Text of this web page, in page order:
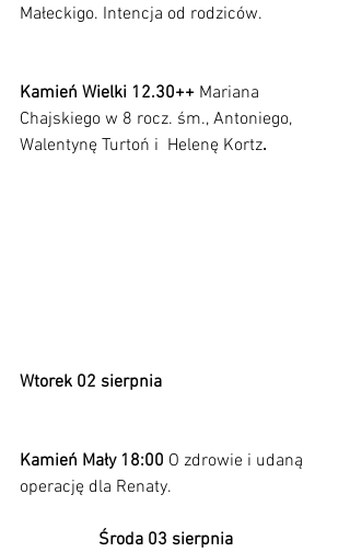
Małeckigo. Intencja od rodziców.
Kamień Wielki 12.30++ Mariana
Chajskiego w 8 rocz. śm., Antoniego,
Walentynę Turtoń i  Helenę Kortz.
Wtorek 02 sierpnia
Kamień Mały 18:00 O zdrowie i udaną
operację dla Renaty.
Środa 03 sierpnia